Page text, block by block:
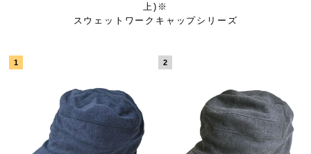
上)※
スウェットワークキャップシリーズ